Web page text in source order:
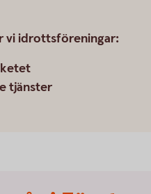
vi idrottsföreningar:
tjänster